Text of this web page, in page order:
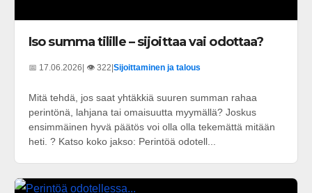
Iso summa tilille – sijoittaa vai odottaa?
📅 17.06.2026 | 👁️ 322 Sijoittaminen ja talous
Mitä tehdä, jos saat yhtäkkiä suuren summan rahaa
perintönä, lahjana tai omaisuutta myymällä? Joskus
ensimmäinen hyvä päätös voi olla olla tekemättä mitään
heti. ? Katso koko jakso: Perintöä odotell...